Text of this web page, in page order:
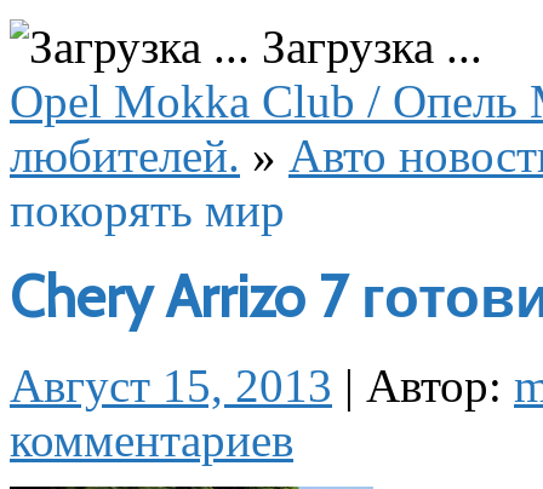
Загрузка ...
Opel Mokka Club / Опель
любителей. » Авто
покорять мир
Chery Arrizo 7
Август 15, 2013 | Автор:
комментариев